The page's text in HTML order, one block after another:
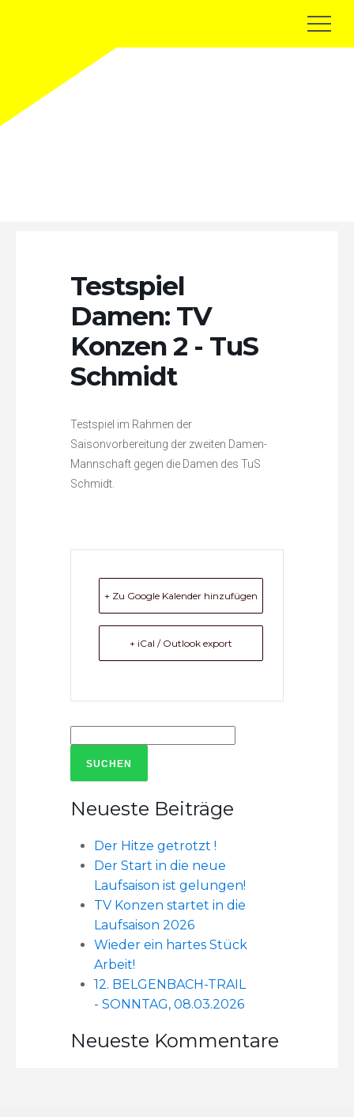
Testspiel
Damen: TV
Konzen 2 - TuS
Schmidt
Testspiel im Rahmen der
Saisonvorbereitung der zweiten Damen-
Mannschaft gegen die Damen des TuS
Schmidt.
+ Zu Google Kalender hinzufügen
+ iCal / Outlook export
Neueste Beiträge
Der Hitze getrotzt !
Der Start in die neue
Laufsaison ist gelungen!
TV Konzen startet in die
Laufsaison 2026
Wieder ein hartes Stück
Arbeit!
12. BELGENBACH-TRAIL
- SONNTAG, 08.03.2026
Neueste Kommentare